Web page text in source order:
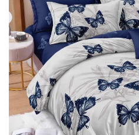
Lenjerii de pat Bumbac 100%
Lenjerii de pat Cocolino
Lenjerii de pat Finet + 2 Draperii
Lenjerii de pat Saten 4 piese cu
elastic